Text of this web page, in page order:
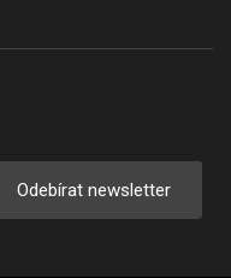
Odebírat newsletter